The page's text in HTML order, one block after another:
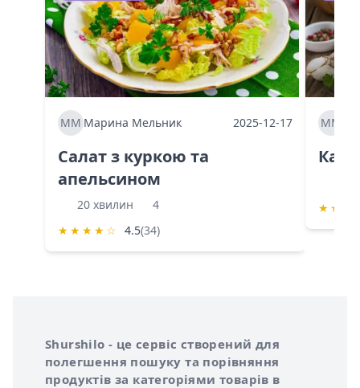
ММ Марина Мельник 2025-12-17
Салат з куркою та
апельсином
20 хвилин
4
★ ★ ★ ★ ☆ 4.5(34)
ММ
★ ★
Про сервіс Shurshilo
Shurshilo - це сервіс створений для
полегшення пошуку та порівняння
продуктів за категоріями товарів в